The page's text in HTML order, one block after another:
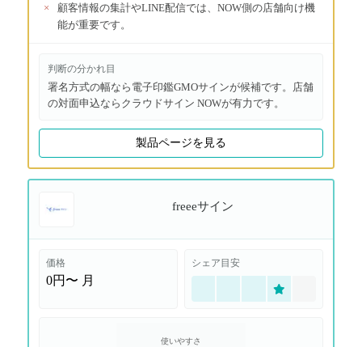
×
顧客情報の集計やLINE配信では、NOW側の店舗向け機
能が重要です。
判断の分かれ目
署名方式の幅なら電子印鑑GMOサインが候補です。店舗
の対面申込ならクラウドサイン NOWが有力です。
製品ページを見る
freeeサイン
価格
0円〜 月
シェア目安
使いやすさ